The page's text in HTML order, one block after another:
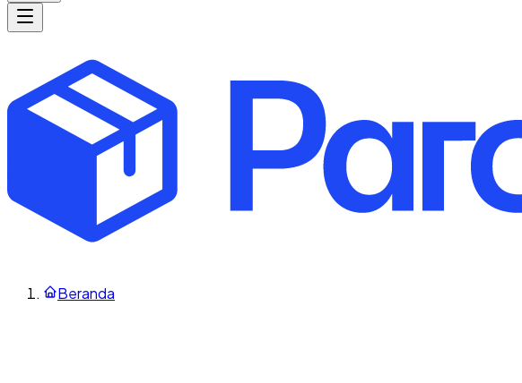
Beranda